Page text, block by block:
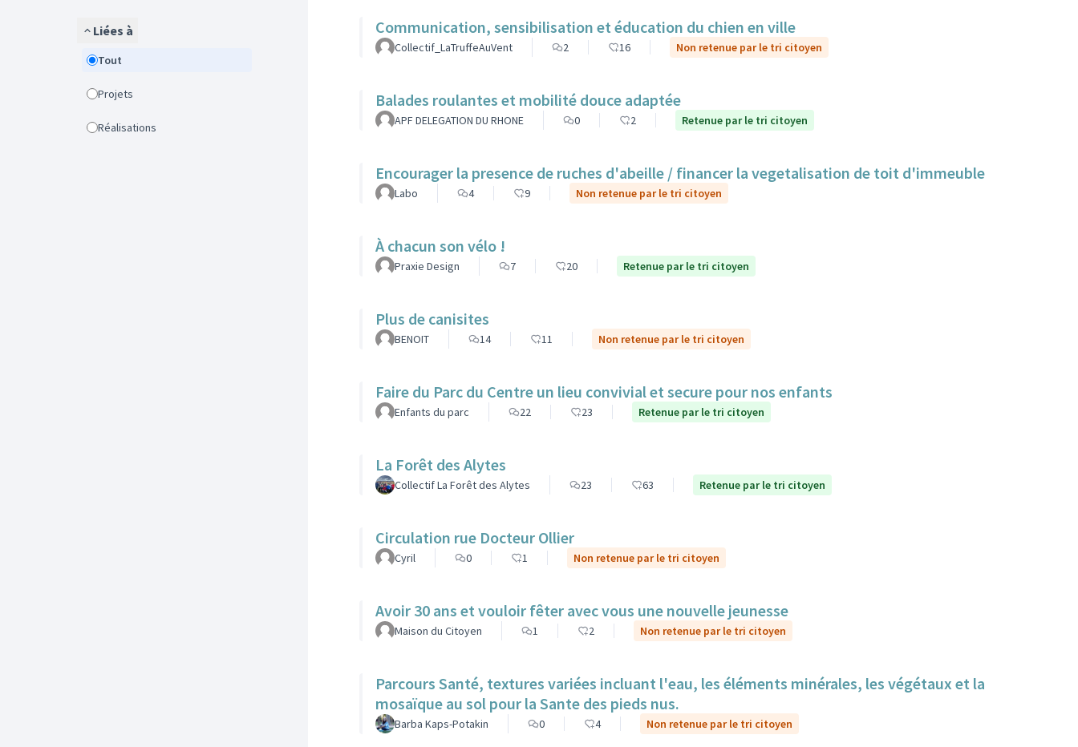
Liées à
Tout
Projets
Réalisations
Communication, sensibilisation et éducation du chien en ville
Collectif_LaTruffeAuVent 2 16 Non retenue par le tri citoyen
Balades roulantes et mobilité douce adaptée
APF DELEGATION DU RHONE 0 2 Retenue par le tri citoyen
Encourager la presence de ruches d'abeille / financer la vegetalisation de toit d'immeuble
Labo 4 9 Non retenue par le tri citoyen
À chacun son vélo !
Praxie Design 7 20 Retenue par le tri citoyen
Plus de canisites
BENOIT 14 11 Non retenue par le tri citoyen
Faire du Parc du Centre un lieu convivial et secure pour nos enfants
Enfants du parc 22 23 Retenue par le tri citoyen
La Forêt des Alytes
Collectif La Forêt des Alytes 23 63 Retenue par le tri citoyen
Circulation rue Docteur Ollier
Cyril 0 1 Non retenue par le tri citoyen
Avoir 30 ans et vouloir fêter avec vous une nouvelle jeunesse
Maison du Citoyen 1 2 Non retenue par le tri citoyen
Parcours Santé, textures variées incluant l'eau, les éléments minérales, les végétaux et la
mosaïque au sol pour la Sante des pieds nus.
Barba Kaps-Potakin 0 4 Non retenue par le tri citoyen